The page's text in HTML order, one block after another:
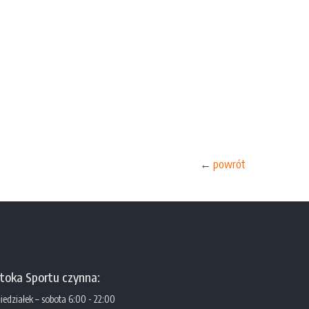
← powrót
Sportu czynna:
– sobota 6:00 - 22:00